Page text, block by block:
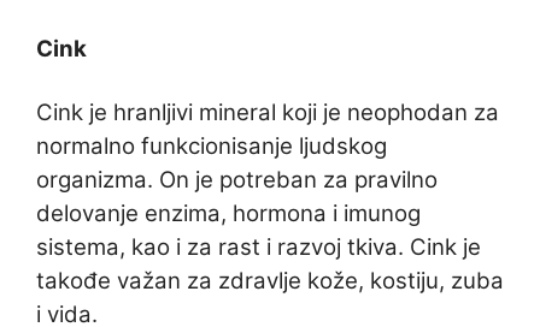
Cink
Cink je hranljivi mineral koji je neophodan za
normalno funkcionisanje ljudskog
organizma. On je potreban za pravilno
delovanje enzima, hormona i imunog
sistema, kao i za rast i razvoj tkiva. Cink je
takođe važan za zdravlje kože, kostiju, zuba
i vida.